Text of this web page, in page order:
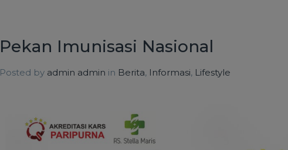
Pekan Imunisasi Nasional
Posted by admin admin in Berita, Informasi, Lifestyle